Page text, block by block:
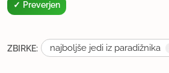
Preverjen
ZBIRKE: najboljše jedi iz paradižnika